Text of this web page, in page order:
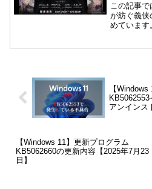
この記事
が紡ぐ義侠
めています
【
アンインス
【Windows 11】更新プログラム
KB5062660の更新内容【2025年7月23
日】